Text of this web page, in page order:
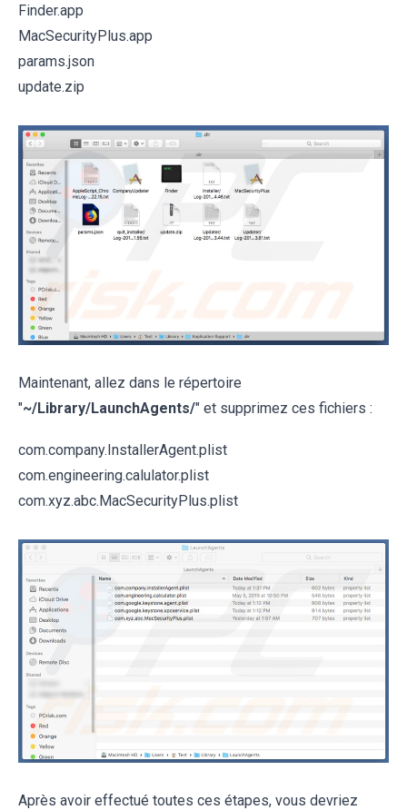
Finder.app
MacSecurityPlus.app
params.json
update.zip
Maintenant, allez dans le répertoire
"~/Library/LaunchAgents/" et supprimez ces fichiers :
com.company.InstallerAgent.plist
com.engineering.calulator.plist
com.xyz.abc.MacSecurityPlus.plist
Après avoir effectué toutes ces étapes, vous devriez